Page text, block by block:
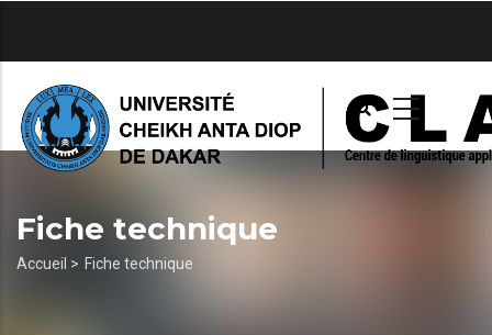
principal
Fiche technique
Fil
Accueil > Fiche technique